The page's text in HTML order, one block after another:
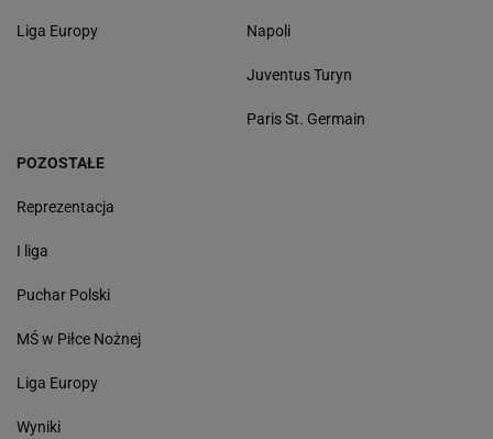
Liga Europy Napoli
Juventus Turyn
Paris St. Germain
POZOSTAŁE
Reprezentacja
I liga
Puchar Polski
MŚ w Piłce Nożnej
Liga Europy
Wyniki